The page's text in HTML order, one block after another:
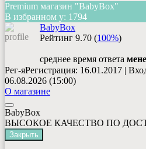
Premium магазин "BabyBox"
В избранном у: 1794
BabyBox
Рейтинг 9.70 (100%)
среднее время ответа
Рег-яРегистрация: 16.01.2017 |
06.08.2026 (15:00)
О магазине
BabyBox
ВЫСОКОЕ КАЧЕСТВО ПО
Закрыть